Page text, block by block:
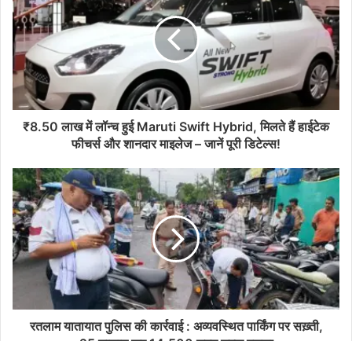
₹8.50 लाख में लॉन्च हुई Maruti Swift Hybrid, मिलते हैं हाईटेक
फीचर्स और शानदार माइलेज – जानें पूरी डिटेल्स!
रतलाम यातायात पुलिस की कार्रवाई : अव्यवस्थित पार्किंग पर सख़्ती,